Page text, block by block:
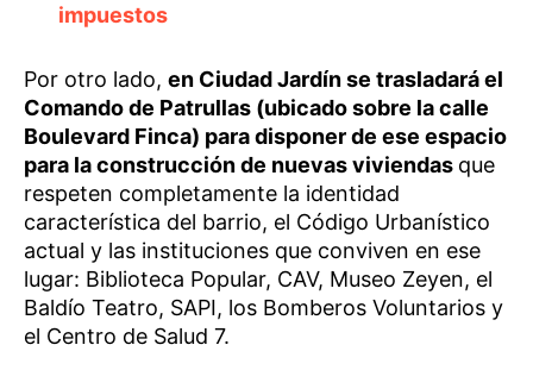
impuestos
Por otro lado, en Ciudad Jardín se trasladará el
Comando de Patrullas (ubicado sobre la calle
Boulevard Finca) para disponer de ese espacio
para la construcción de nuevas viviendas que
respeten completamente la identidad
característica del barrio, el Código Urbanístico
actual y las instituciones que conviven en ese
lugar: Biblioteca Popular, CAV, Museo Zeyen, el
Baldío Teatro, SAPI, los Bomberos Voluntarios y
el Centro de Salud 7.